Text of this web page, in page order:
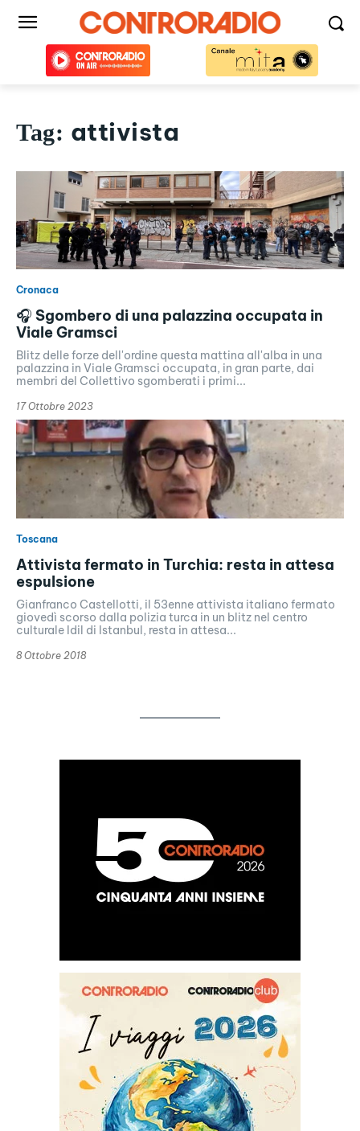
Tag: attivista
Cronaca
🎧 Sgombero di una palazzina occupata in
Viale Gramsci
Blitz delle forze dell'ordine questa mattina all'alba in una
palazzina in Viale Gramsci occupata, in gran parte, dai
membri del Collettivo sgomberati i primi...
17 Ottobre 2023
Toscana
Attivista fermato in Turchia: resta in attesa
espulsione
Gianfranco Castellotti, il 53enne attivista italiano fermato
giovedì scorso dalla polizia turca in un blitz nel centro
culturale Idil di Istanbul, resta in attesa...
8 Ottobre 2018